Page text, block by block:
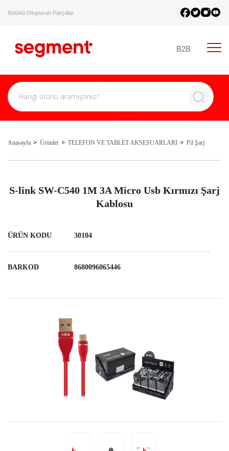
Bütünü Oluşturan Parçalar.
B2B
Anasayfa Ürünler TELEFON VE TABLET AKSESUARLARI Pil Şarj
S-link SW-C540 1M 3A Micro Usb Kırmızı Şarj
Kablosu
ÜRÜN KODU 30104
BARKOD 8680096065446